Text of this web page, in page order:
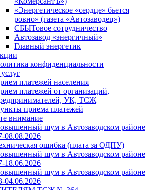
«Энергетическое «сердце» бьется
ровно» (газета «Автозаводец»)
СБЫТовое сотрудничество
Автозавод «энергичный»
Главный энергетик
конфиденциальности
платежей населения
платежей от организаций,
УК, ТСЖ
приема платежей
внимание
шум в Автозаводском районе
08.08.2026
ошибка (плата за ОДПУ)
шум в Автозаводском районе
18.06.2026
шум в Автозаводском районе
04.06.2026